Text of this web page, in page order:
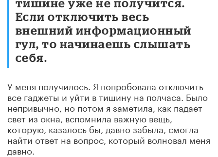
Если отключить весь
внешний информационный
гул, то начинаешь слышать
себя.
У меня получилось. Я попробовала отключить
все гаджеты и уйти в тишину на полчаса. Было
непривычно, но потом я заметила, как падает
свет из окна, вспомнила важную вещь,
которую, казалось бы, давно забыла, смогла
найти ответ на вопрос, который волновал меня
давно.